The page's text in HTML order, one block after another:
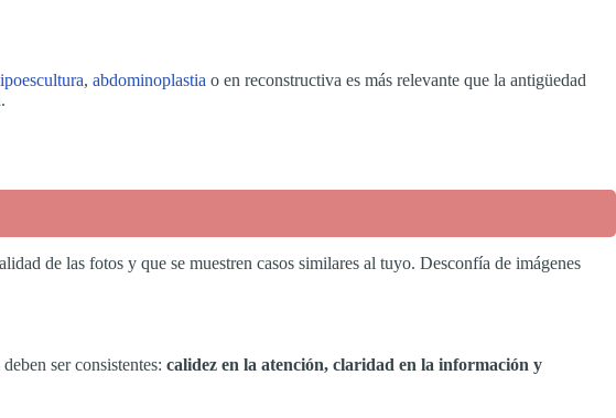
, abdominoplastia o en reconstructiva es más relevante que la antigüedad
de las fotos y que se muestren casos similares al tuyo. Desconfía de imágenes
ser consistentes: calidez en la atención, claridad en la información y